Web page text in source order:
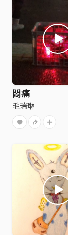
悶痛
毛瑞琳